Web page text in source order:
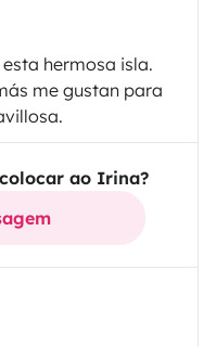
hermosa isla.
me gustan para
ao Irina?